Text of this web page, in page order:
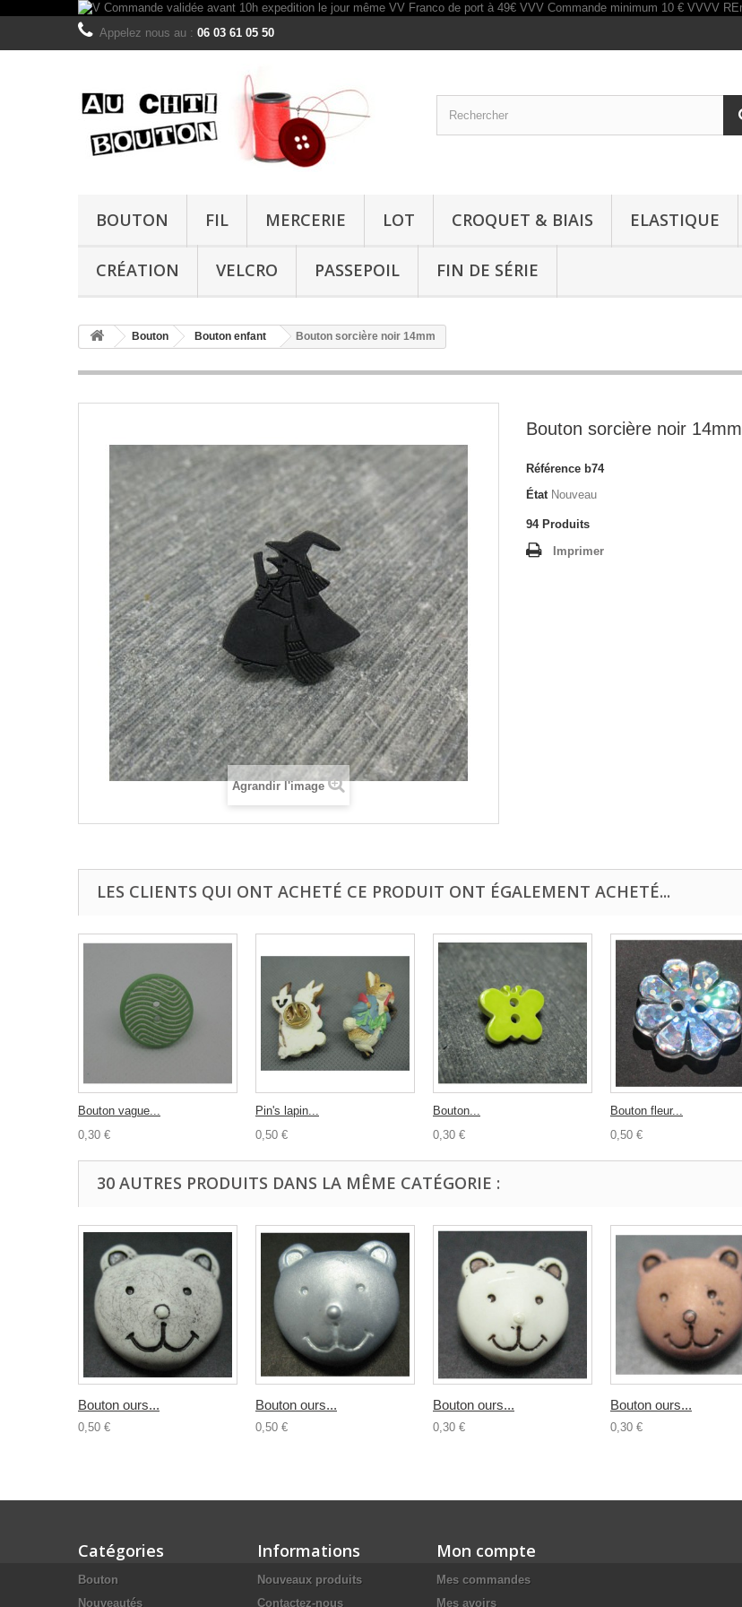
Appelez nous au : 06 03 61 05 50
BOUTON FIL MERCERIE LOT CROQUET & BIAIS ELASTIQUE
CRÉATION VELCRO PASSEPOIL FIN DE SÉRIE
Bouton Bouton enfant Bouton sorcière noir 14mm
Agrandir l'image
Bouton sorcière noir 14mm
Référence b74
État Nouveau
94 Produits
Imprimer
LES CLIENTS QUI ONT ACHETÉ CE PRODUIT ONT ÉGALEMENT ACHETÉ...
Bouton vague...
0,30 €
Pin's lapin...
0,50 €
Bouton...
0,30 €
Bouton fleur...
0,50 €
30 AUTRES PRODUITS DANS LA MÊME CATÉGORIE :
Bouton ours...
0,50 €
Bouton ours...
0,50 €
Bouton ours...
0,30 €
Bouton ours...
0,30 €
Catégories
Bouton
Nouveautés
Informations
Nouveaux produits
Contactez-nous
Mon compte
Mes commandes
Mes avoirs